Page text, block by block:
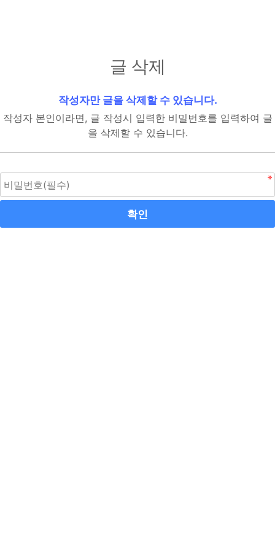
글 삭제
작성자만 글을 삭제할 수 있습니다.
작성자 본인이라면, 글 작성시 입력한 비밀번호를 입력하여 글
을 삭제할 수 있습니다.